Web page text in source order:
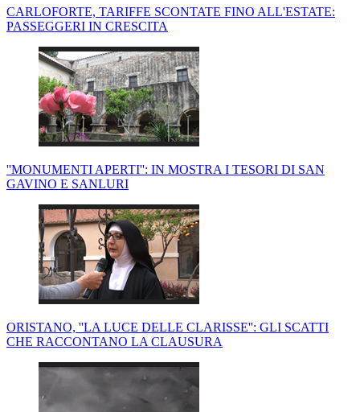
CARLOFORTE, TARIFFE SCONTATE FINO ALL'ESTATE:
PASSEGGERI IN CRESCITA
''MONUMENTI APERTI'': IN MOSTRA I TESORI DI SAN
GAVINO E SANLURI
ORISTANO, ''LA LUCE DELLE CLARISSE'': GLI SCATTI
CHE RACCONTANO LA CLAUSURA